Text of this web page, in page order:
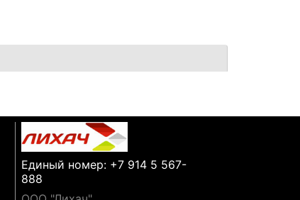
Единый номер: +7 914 5 567-
888